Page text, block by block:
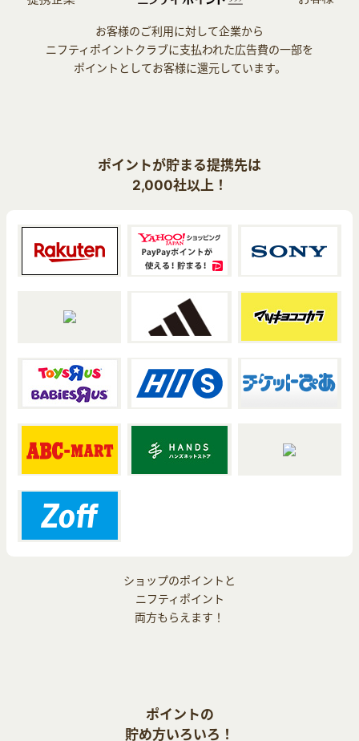
お客様のご利用に対して企業から
ニフティポイントクラブに支払われた広告費の一部を
ポイントとしてお客様に還元しています。
ポイントが貯まる提携先は
2,000社以上！
ショップのポイントと
ニフティポイント
両方もらえます！
ポイントの
貯め方いろいろ！